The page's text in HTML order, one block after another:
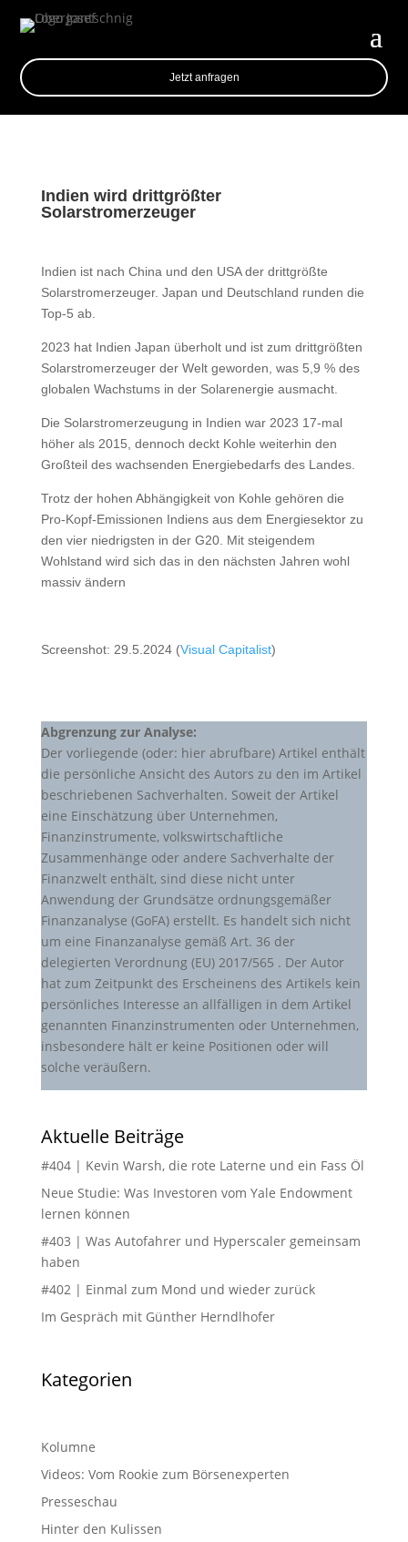
Jetzt anfragen
Indien wird drittgrößter
Solarstromerzeuger
Indien ist nach China und den USA der drittgrößte
Solarstromerzeuger. Japan und Deutschland runden die
Top-5 ab.
2023 hat Indien Japan überholt und ist zum drittgrößten
Solarstromerzeuger der Welt geworden, was 5,9 % des
globalen Wachstums in der Solarenergie ausmacht.
Die Solarstromerzeugung in Indien war 2023 17-mal
höher als 2015, dennoch deckt Kohle weiterhin den
Großteil des wachsenden Energiebedarfs des Landes.
Trotz der hohen Abhängigkeit von Kohle gehören die
Pro-Kopf-Emissionen Indiens aus dem Energiesektor zu
den vier niedrigsten in der G20. Mit steigendem
Wohlstand wird sich das in den nächsten Jahren wohl
massiv ändern
Screenshot: 29.5.2024 (Visual Capitalist)
Abgrenzung zur Analyse:
Der vorliegende (oder: hier abrufbare) Artikel enthält
die persönliche Ansicht des Autors zu den im Artikel
beschriebenen Sachverhalten. Soweit der Artikel
eine Einschätzung über Unternehmen,
Finanzinstrumente, volkswirtschaftliche
Zusammenhänge oder andere Sachverhalte der
Finanzwelt enthält, sind diese nicht unter
Anwendung der Grundsätze ordnungsgemäßer
Finanzanalyse (GoFA) erstellt. Es handelt sich nicht
um eine Finanzanalyse gemäß Art. 36 der
delegierten Verordnung (EU) 2017/565 . Der Autor
hat zum Zeitpunkt des Erscheinens des Artikels kein
persönliches Interesse an allfälligen in dem Artikel
genannten Finanzinstrumenten oder Unternehmen,
insbesondere hält er keine Positionen oder will
solche veräußern.
Aktuelle Beiträge
#404 | Kevin Warsh, die rote Laterne und ein Fass Öl
Neue Studie: Was Investoren vom Yale Endowment
lernen können
#403 | Was Autofahrer und Hyperscaler gemeinsam
haben
#402 | Einmal zum Mond und wieder zurück
Im Gespräch mit Günther Herndlhofer
Kategorien
Kolumne
Videos: Vom Rookie zum Börsenexperten
Presseschau
Hinter den Kulissen